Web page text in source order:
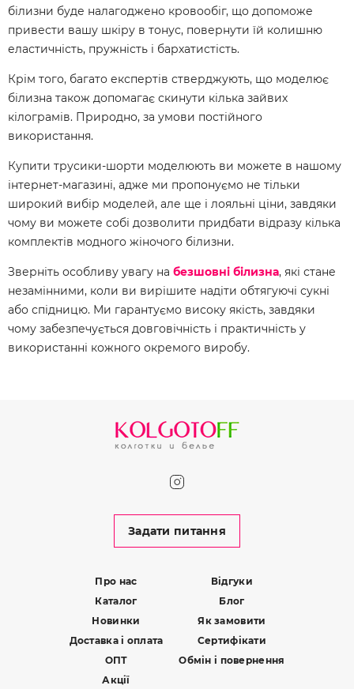
білизни буде налагоджено кровообіг, що допоможе
привести вашу шкіру в тонус, повернути їй колишню
еластичність, пружність і бархатистість.
Крім того, багато експертів стверджують, що моделює
білизна також допомагає скинути кілька зайвих
кілограмів. Природно, за умови постійного
використання.
Купити трусики-шорти моделюють ви можете в нашому
інтернет-магазині, адже ми пропонуємо не тільки
широкий вибір моделей, але ще і лояльні ціни, завдяки
чому ви можете собі дозволити придбати відразу кілька
комплектів модного жіночого білизни.
Зверніть особливу увагу на безшовні білизна, які стане
незамінними, коли ви вирішите надіти обтягуючі сукні
або спідницю. Ми гарантуємо високу якість, завдяки
чому забезпечується довговічність і практичність у
використанні кожного окремого виробу.
Задати питання
Про нас
Каталог
Новинки
Доставка і оплата
ОПТ
Акції
Відгуки
Блог
Як замовити
Сертифікати
Обмін і повернення